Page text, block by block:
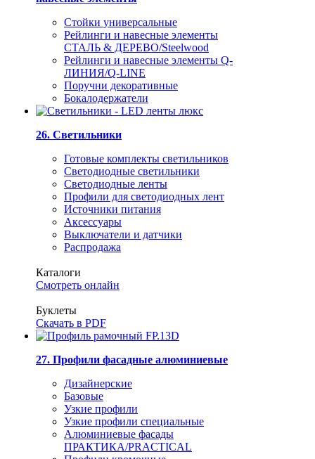
Стойки универсальные
Рейлинги и навесные элементы
СТАЛЬ & ДЕРЕВО/Steelwood
Рейлинги и навесные элементы Q-
ЛИНИЯ/Q-LINE
Поручни декоративные
Бокалодержатели
26. Светильники
Готовые комплекты светильников
Светодиодные светильники
Светодиодные ленты
Профили для светодиодных лент
Источники питания
Аксессуары
Выключатели и датчики
Распродажа
Каталоги
Смотреть онлайн
Буклеты
Скачать в PDF
27. Профили фасадные алюминиевые
Дизайнерские
Базовые
Узкие профили
Узкие профили специальные
Алюминиевые фасады
ПРАКТИКА/PRACTICAL